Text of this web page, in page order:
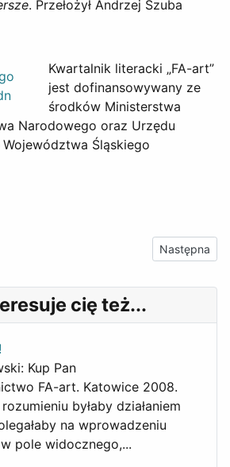
. Przełożył Andrzej Szuba
Kwartalnik literacki „FA-art”
jest dofinansowywany ze
środków Ministerstwa
Narodowego oraz Urzędu
Śląskiego
pierwszego numeru kwartalnika
Następna
Następna
cię też...
Kup Pan
FA-art. Katowice 2008.
byłaby działaniem
na wprowadzeniu
pole widocznego,...